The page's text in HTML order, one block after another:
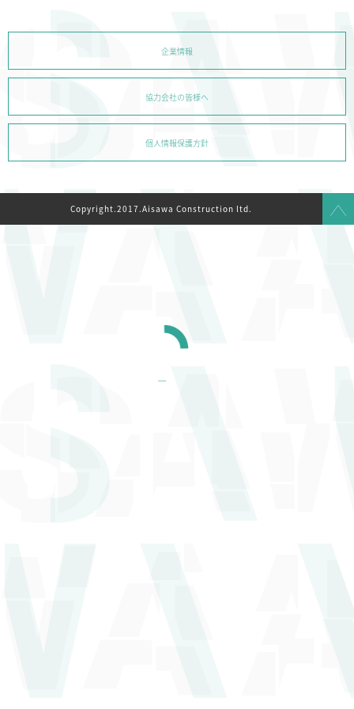
企業情報
協力会社の皆様へ
個人情報保護方針
Copyright.2017.Aisawa Construction ltd.